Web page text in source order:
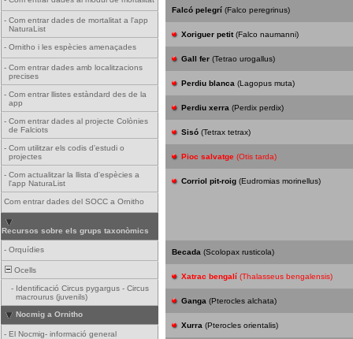
- Com entrar dades de mortalitat a l'app
NaturaList
- Ornitho i les espècies amenaçades
- Com entrar dades amb localitzacions
precises
- Com entrar llistes estàndard des de la
app
- Com entrar dades al projecte Colònies
de Falciots
- Com utilitzar els codis d'estudi o
projectes
- Com actualitzar la llista d'espècies a
l'app NaturaList
Com entrar dades del SOCC a Ornitho
Recursos sobre els grups taxonòmics
- Orquídies
Ocells
- Identificació Circus pygargus - Circus
macrourus (juvenils)
Nocmig a Ornitho
- El Nocmig- informació general
Falcó pelegrí (Falco peregrinus)
Xoriguer petit (Falco naumanni)
Gall fer (Tetrao urogallus)
Perdiu blanca (Lagopus muta)
Perdiu xerra (Perdix perdix)
Sisó (Tetrax tetrax)
Pioc salvatge (Otis tarda)
Corriol pit-roig (Eudromias morinellus)
Becada (Scolopax rusticola)
Xatrac bengalí (Thalasseus bengalensis)
Ganga (Pterocles alchata)
Xurra (Pterocles orientalis)